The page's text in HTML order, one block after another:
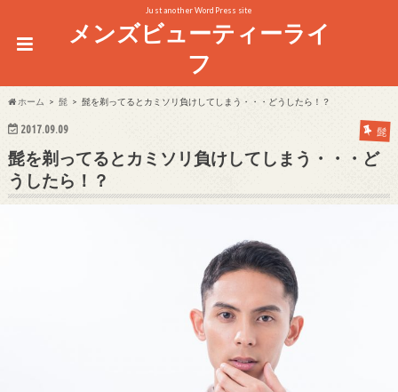
Just another WordPress site
メンズビューティーライ
フ
ホーム 髭 髭を剃ってるとカミソリ負けしてしまう・・・どうしたら！？
2017.09.09 髭
髭を剃ってるとカミソリ負けしてしまう・・・ど
うしたら！？